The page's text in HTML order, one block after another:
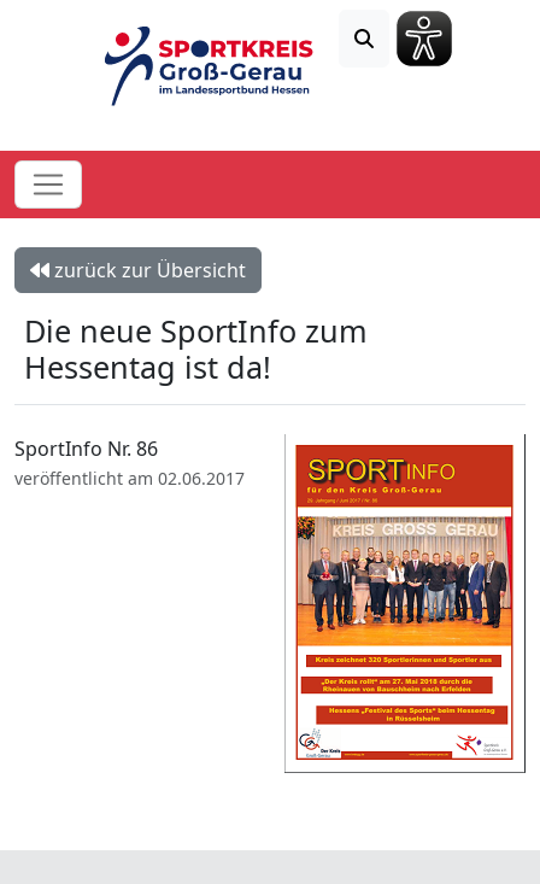
zurück zur Übersicht
Die neue SportInfo zum
Hessentag ist da!
SportInfo Nr. 86
veröffentlicht am 02.06.2017